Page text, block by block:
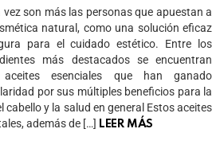
vez son más las personas que apuestan a
natural, como una solución eficaz
para el cuidado estético. Entre los
más destacados se encuentran
esenciales que han ganado
por sus múltiples beneficios para la
cabello y la salud en general Estos aceites
además de […] LEER MÁS